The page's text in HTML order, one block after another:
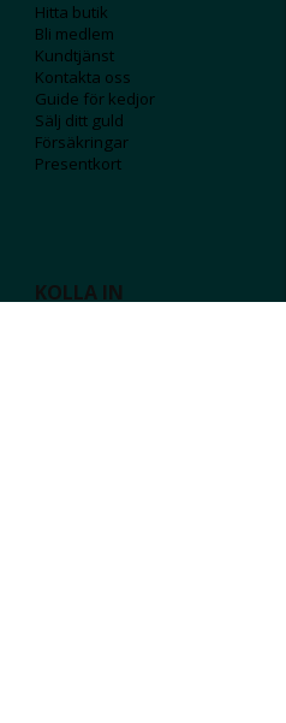
Hitta butik
Bli medlem
Kundtjänst
Kontakta oss
Guide för kedjor
Sälj ditt guld
Försäkringar
Presentkort
KOLLA IN